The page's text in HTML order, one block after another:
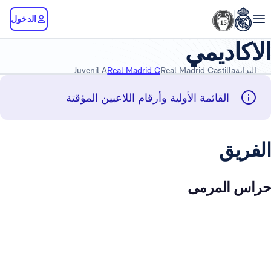
الدخول
الاكاديمي
البدايةReal Madrid Castilla
Real Madrid C
Juvenil A
القائمة الأولية وأرقام اللاعبين المؤقتة
الفريق
حراس المرمى